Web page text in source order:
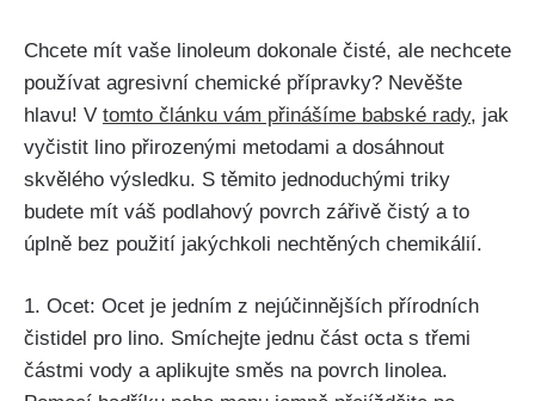
Chcete ‌mít vaše linoleum dokonale čisté, ⁣ale nechcete
používat agresivní chemické přípravky? ⁤Nevěšte⁤
hlavu! V tomto článku vám přinášíme babské rady, jak
vyčistit lino přirozenými metodami a ⁤dosáhnout
skvělého výsledku. S ⁣těmito⁣ jednoduchými triky⁢
budete mít váš podlahový povrch ‍zářivě čistý a to
úplně bez použití jakýchkoli nechtěných chemikálií.
1. Ocet: Ocet je⁣ jedním z nejúčinnějších‍ přírodních
čistidel pro ⁢lino. Smíchejte ​jednu část octa s třemi
částmi ⁤vody a aplikujte směs na povrch linolea.‌